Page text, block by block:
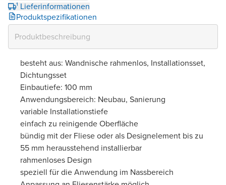
¹ Lieferinformationen
Produktspezifikationen
besteht aus: Wandnische rahmenlos, Installationsset,
Dichtungsset
Einbautiefe: 100 mm
Anwendungsbereich: Neubau, Sanierung
variable Installationstiefe
einfach zu reinigende Oberfläche
bündig mit der Fliese oder als Designelement bis zu
55 mm herausstehend installierbar
rahmenloses Design
speziell für die Anwendung im Nassbereich